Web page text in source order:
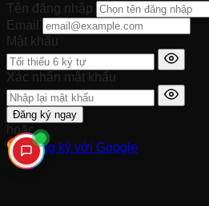
Tên đăng nhập
Email
Mật khẩu
Xác nhận mật khẩu
Đăng ký ngay
hoặc
Đăng ký với Google